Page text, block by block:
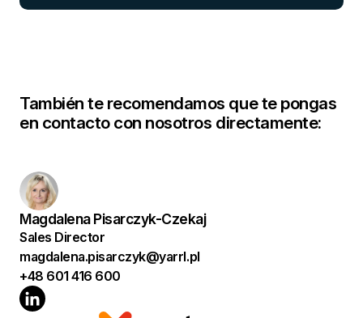
También te recomendamos que te pongas
en contacto con nosotros directamente:
Magdalena Pisarczyk-Czekaj
Sales Director
magdalena.pisarczyk@yarrl.pl
+48 601 416 600